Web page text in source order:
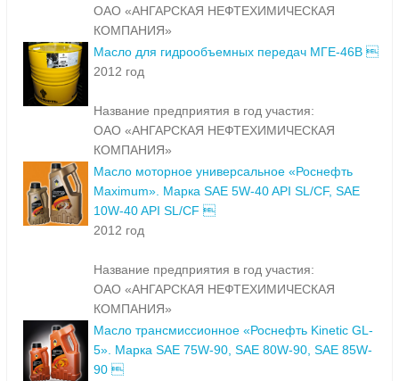
ОАО «АНГАРСКАЯ НЕФТЕХИМИЧЕСКАЯ
КОМПАНИЯ»
Масло для гидрообъемных передач МГЕ-46В 
2012 год
Название предприятия в год участия:
ОАО «АНГАРСКАЯ НЕФТЕХИМИЧЕСКАЯ
КОМПАНИЯ»
Масло моторное универсальное «Роснефть
Maximum». Марка SAE 5W-40 API SL/CF, SAE
10W-40 API SL/CF 
2012 год
Название предприятия в год участия:
ОАО «АНГАРСКАЯ НЕФТЕХИМИЧЕСКАЯ
КОМПАНИЯ»
Масло трансмиссионное «Роснефть Kinetic GL-
5». Марка SAE 75W-90, SAE 80W-90, SAE 85W-
90 